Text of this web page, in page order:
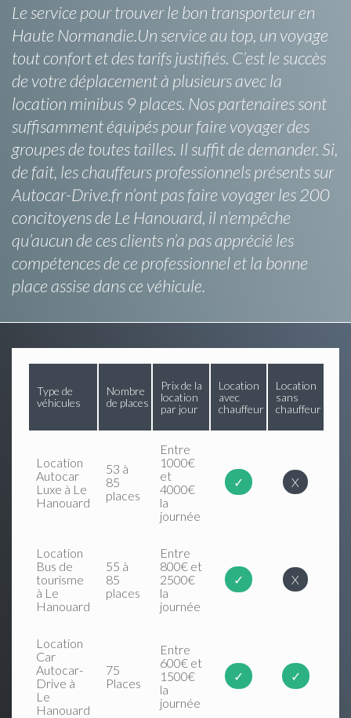
Le service pour trouver le bon transporteur en
Haute Normandie.Un service au top, un voyage
tout confort et des tarifs justifiés. C’est le succès
de votre déplacement à plusieurs avec la
location minibus 9 places. Nos partenaires sont
suffisamment équipés pour faire voyager des
groupes de toutes tailles. Il suffit de demander. Si,
de fait, les chauffeurs professionnels présents sur
Autocar-Drive.fr n’ont pas faire voyager les 200
concitoyens de Le Hanouard, il n’empêche
qu’aucun de ces clients n’a pas apprécié les
compétences de ce professionnel et la bonne
place assise dans ce véhicule.
Type de
véhicules
Nombre
de places
Prix de la
location
par jour
Location
avec
chauffeur
Location
sans
chauffeur
Location
Autocar
Luxe à Le
Hanouard
53 à
85
places
Entre
1000€
et
4000€
la
journée
✓ X
Location
Bus de
tourisme
à Le
Hanouard
55 à
85
places
Entre
800€ et
2500€
la
journée
✓ X
Location
Car
Autocar-
Drive à
Le
Hanouard
75
Places
Entre
600€ et
1500€
la
journée
✓ ✓